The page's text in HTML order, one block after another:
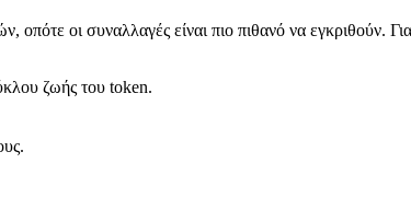
οι συναλλαγές είναι πιο πιθανό να εγκριθούν.
ζωής του token.